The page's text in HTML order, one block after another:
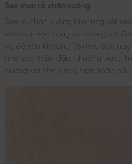
Sẹo mụn rỗ chân vuông
Sẹo rỗ chân vuông là những vết
với chân sẹo nông và phẳng, có
và độ sâu khoảng 1,5 mm. Sẹo
như sẹo thủy đậu, thường xuất
dương với hình dáng tròn hoặc bầu